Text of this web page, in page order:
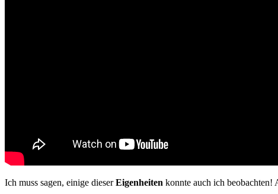
Ich muss sagen, einige dieserEigenheiten konnte auch ich beobachten!